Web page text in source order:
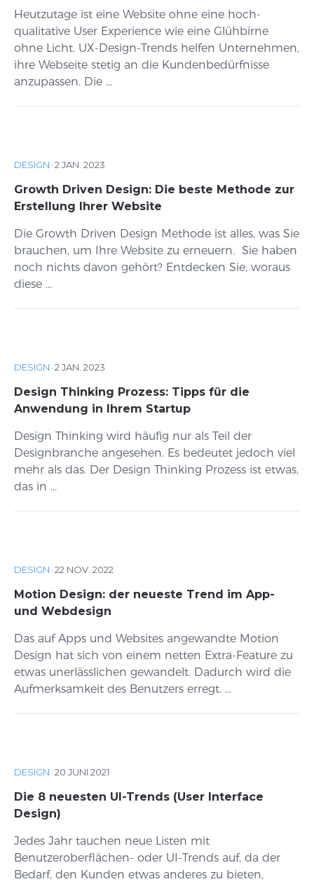
Heutzutage ist eine Website ohne eine hoch-
qualitative User Experience wie eine Glühbirne
ohne Licht. UX-Design-Trends helfen Unternehmen,
ihre Webseite stetig an die Kundenbedürfnisse
anzupassen. Die ...
DESIGN ·2 JAN. 2023
Growth Driven Design: Die beste Methode zur
Erstellung Ihrer Website
Die Growth Driven Design Methode ist alles, was Sie
brauchen, um Ihre Website zu erneuern. Sie haben
noch nichts davon gehört? Entdecken Sie, woraus
diese ...
DESIGN ·2 JAN. 2023
Design Thinking Prozess: Tipps für die
Anwendung in Ihrem Startup
Design Thinking wird häufig nur als Teil der
Designbranche angesehen. Es bedeutet jedoch viel
mehr als das. Der Design Thinking Prozess ist etwas,
das in ...
DESIGN ·22 NOV. 2022
Motion Design: der neueste Trend im App-
und Webdesign
Das auf Apps und Websites angewandte Motion
Design hat sich von einem netten Extra-Feature zu
etwas unerlässlichen gewandelt. Dadurch wird die
Aufmerksamkeit des Benutzers erregt. ...
DESIGN ·20 JUNI 2021
Die 8 neuesten UI-Trends (User Interface
Design)
Jedes Jahr tauchen neue Listen mit
Benutzeroberflächen- oder UI-Trends auf, da der
Bedarf, den Kunden etwas anderes zu bieten,